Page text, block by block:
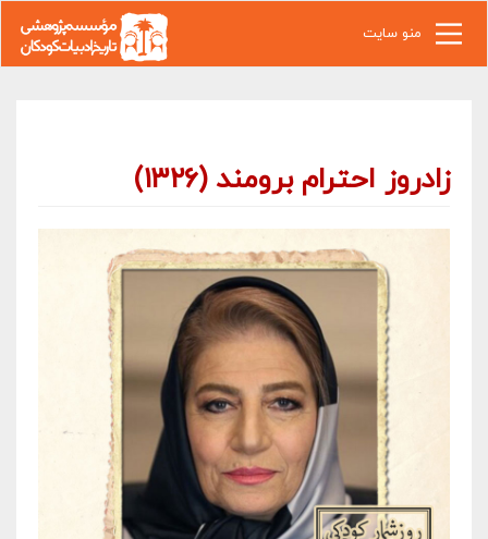
منو سایت
زادروز احترام برومند (۱۳۲۶)